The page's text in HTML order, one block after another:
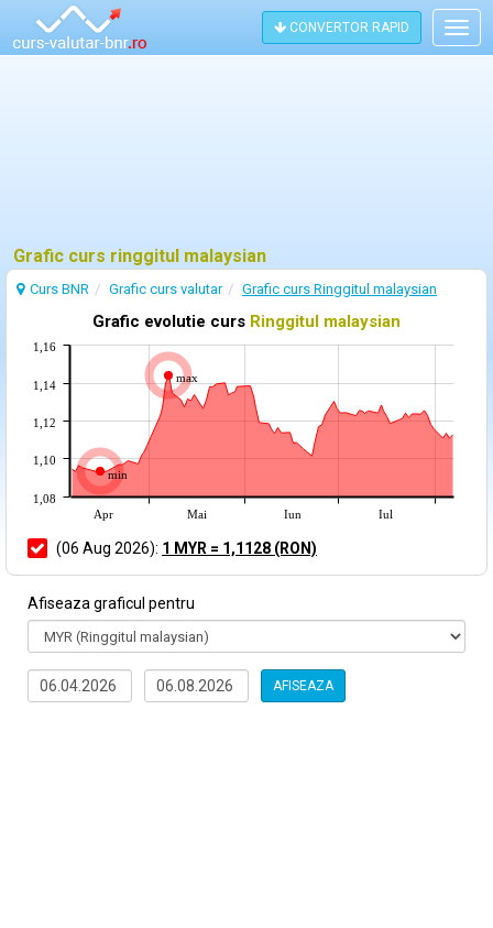
CONVERTOR RAPID
Grafic curs ringgitul malaysian
Curs BNR Grafic curs valutar Grafic curs Ringgitul malaysian
Grafic evolutie curs Ringgitul malaysian
min
max
Apr Mai Iun Iul
1,08
1,10
1,12
1,14
1,16
(06 Aug 2026): 1 MYR = 1,1128 (RON)
Afiseaza graficul pentru
AFISEAZA